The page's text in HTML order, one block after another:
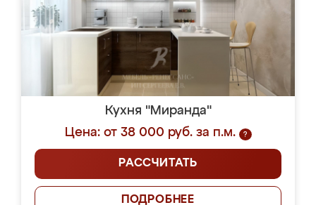
Кухня "Миранда"
Цена: от 38 000 руб. за п.м.
?
РАССЧИТАТЬ
ПОДРОБНЕЕ